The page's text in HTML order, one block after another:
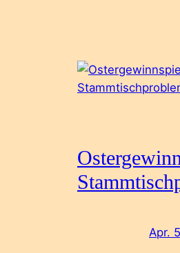
Apr.